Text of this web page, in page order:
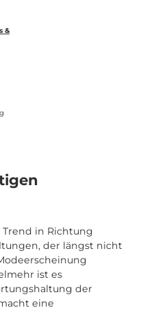
&
in Richtung
der längst nicht
ist es
der
eine